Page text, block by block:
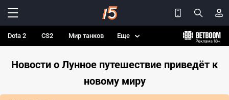
Dota 2 CS2 Мир танков Еще
Новости о Лунное путешествие приведёт к
новому миру